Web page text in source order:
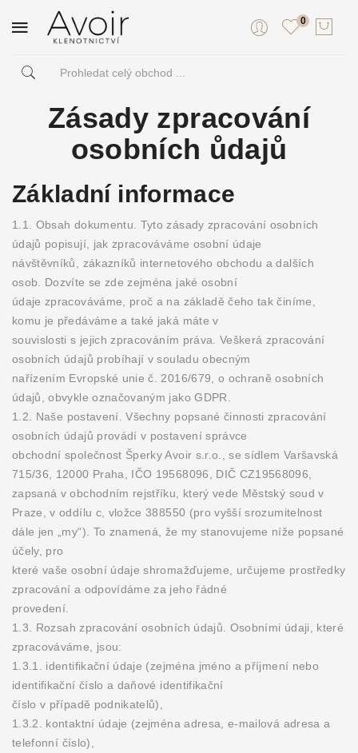
0
Zásady zpracování
osobních ůdajů
Základní informace
1.1. Obsah dokumentu. Tyto zásady zpracování osobních
údajů popisují, jak zpracováváme osobní údaje
návštěvníků, zákazníků internetového obchodu a dalších
osob. Dozvíte se zde zejména jaké osobní
údaje zpracováváme, proč a na základě čeho tak činíme,
komu je předáváme a také jaká máte v
souvislosti s jejich zpracováním práva. Veškerá zpracování
osobních údajů probíhají v souladu obecným
nařízením Evropské unie č. 2016/679, o ochraně osobních
údajů, obvykle označovaným jako GDPR.
1.2. Naše postavení. Všechny popsané činnosti zpracování
osobních údajů provádí v postavení správce
obchodní společnost Šperky Avoir s.r.o., se sídlem Varšavská
715/36, 12000 Praha, IČO 19568096, DIČ CZ19568096,
zapsaná v obchodním rejstříku, který vede Městský soud v
Praze, v oddílu c, vložce 388550 (pro vyšší srozumitelnost
dále jen „my“). To znamená, že my stanovujeme níže popsané
účely, pro
které vaše osobní údaje shromažďujeme, určujeme prostředky
zpracování a odpovídáme za jeho řádné
provedení.
1.3. Rozsah zpracování osobních údajů. Osobními údaji, které
zpracováváme, jsou:
1.3.1. identifikační údaje (zejména jméno a příjmení nebo
identifikační číslo a daňové identifikační
číslo v případě podnikatelů),
1.3.2. kontaktní údaje (zejména adresa, e-mailová adresa a
telefonní číslo),